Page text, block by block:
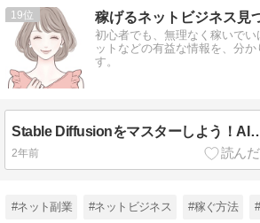
19
初心者でも、無理なく稼いで
ットなどの有益な情報を、分
す。
Stable Diffusionをマスターしよう！AIアー
2年前
#ネット副業 #ネットビジネス #稼ぐ方法